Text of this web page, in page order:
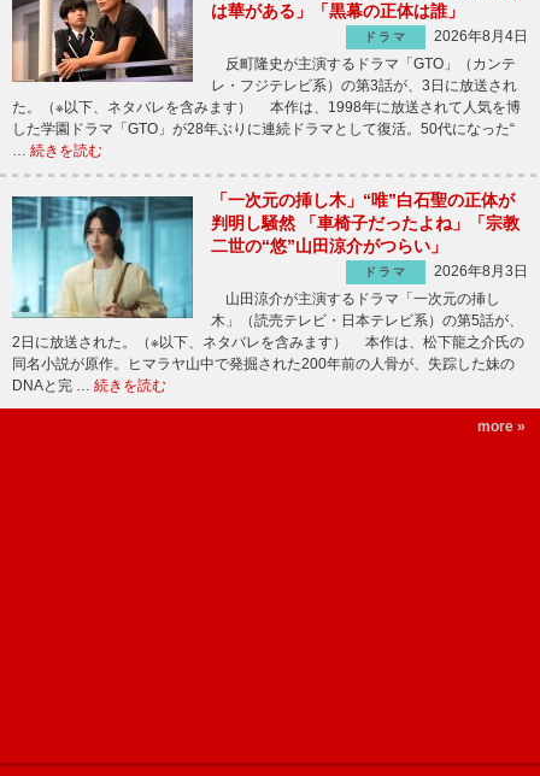
は華がある」「黒幕の正体は誰」
ドラマ
2026年8月4日
反町隆史が主演するドラマ「GTO」（カンテ
レ・フジテレビ系）の第3話が、3日に放送され
た。（※以下、ネタバレを含みます） 本作は、1998年に放送されて人気を博
した学園ドラマ「GTO」が28年ぶりに連続ドラマとして復活。50代になった“
… 続きを読む
「一次元の挿し木」“唯”白石聖の正体が
判明し騒然 「車椅子だったよね」「宗教
二世の“悠”山田涼介がつらい」
ドラマ
2026年8月3日
山田涼介が主演するドラマ「一次元の挿し
木」（読売テレビ・日本テレビ系）の第5話が、
2日に放送された。（※以下、ネタバレを含みます） 本作は、松下龍之介氏の
同名小説が原作。ヒマラヤ山中で発掘された200年前の人骨が、失踪した妹の
DNAと完 … 続きを読む
more »